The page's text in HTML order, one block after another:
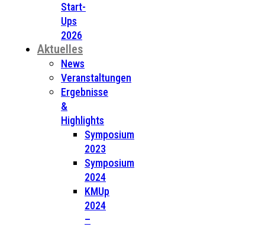
Start-
Ups
2026
Aktuelles
News
Veranstaltungen
Ergebnisse
&
Highlights
Symposium
2023
Symposium
2024
KMUp
2024
–